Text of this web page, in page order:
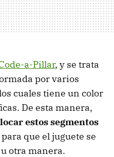
a-Pillar, y se trata
por varios
cuales tiene un color
De esta manera,
estos segmentos
para que el juguete se
otra manera.